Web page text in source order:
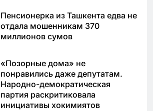
Пенсионерка из Ташкента едва не
отдала мошенникам 370
миллионов сумов
«Позорные дома» не
понравились даже депутатам.
Народно-демократическая
партия раскритиковала
инициативы хокимиятов